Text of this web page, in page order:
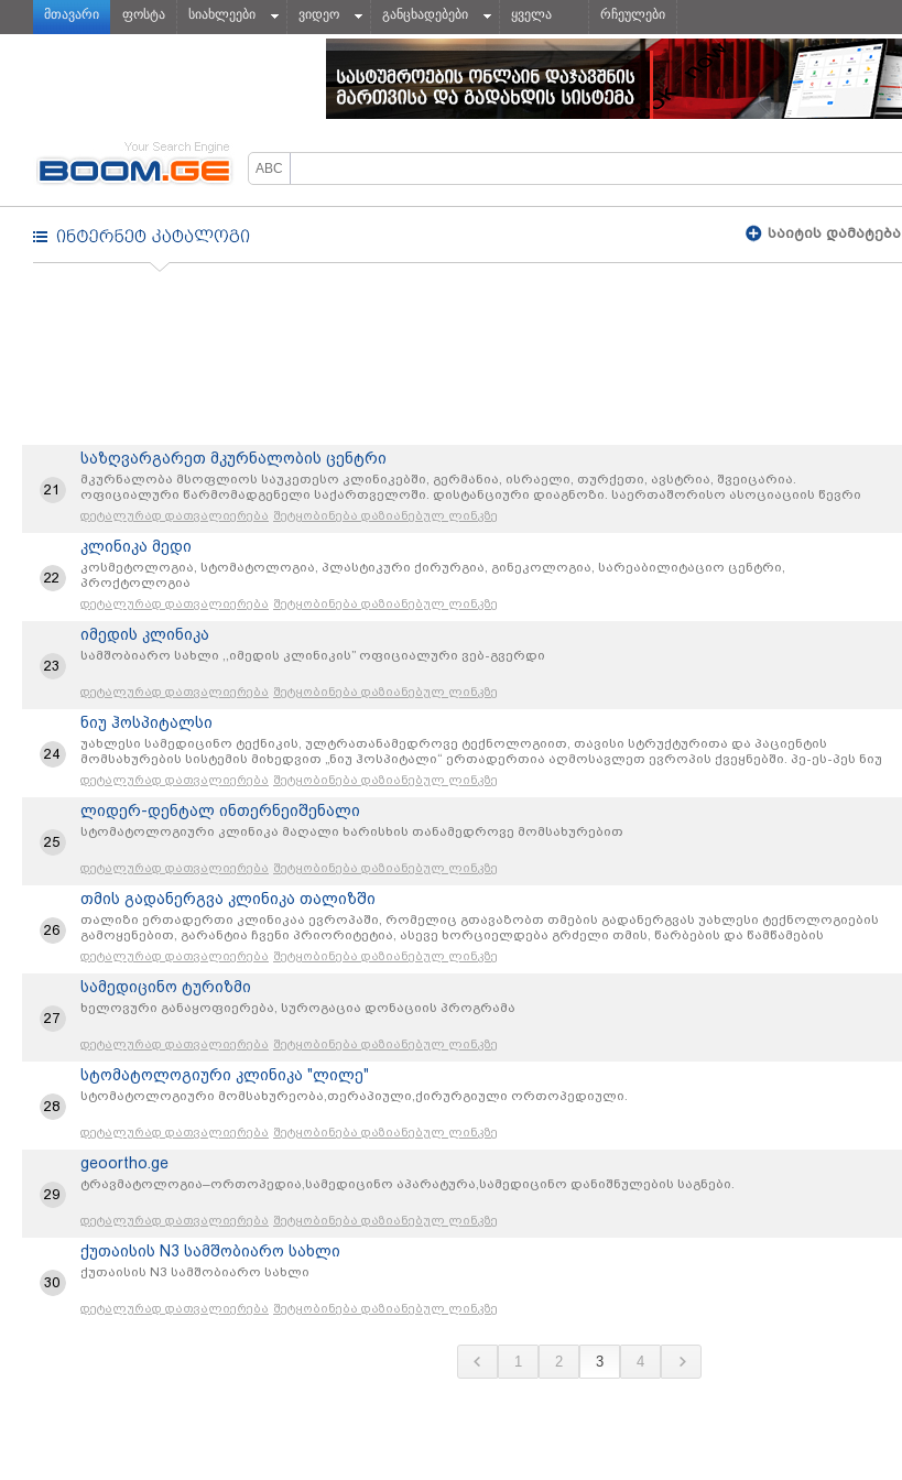
მთავარი ფოსტა სიახლეები ვიდეო განცხადებები ყველა რჩეულები
საიტის დამატება
21
საზღვარგარეთ მკურნალობის ცენტრი
მკურნალობა მსოფლიოს საუკეთესო კლინიკებში, გერმანია, ისრაელი, თურქეთი, ავსტრია, შვეიცარია.
ოფიციალური წარმომადგენელი საქართველოში. დისტანციური დიაგნოზი. საერთაშორისო ასოციაციის წევრი
ორგანიზაცია და მხოლოდ პროფესიონალი ექიმების ჯგუფი საერთაშორისო სერთიფიკატებით. მომსახურების
სრული პაკეტი: დაწყებული კლინიკის ამორჩევით, მკურნალობის სავარაუდო ღირებულების და მეთოდების
განსაზღვრით, დასრულებული სავიზო მხარდაჭერით
დეტალურად დათვალიერება შეტყობინება დაზიანებულ ლინკზე
22
კლინიკა მედი
კოსმეტოლოგია, სტომატოლოგია, პლასტიკური ქირურგია, გინეკოლოგია, სარეაბილიტაციო ცენტრი,
პროქტოლოგია
დეტალურად დათვალიერება შეტყობინება დაზიანებულ ლინკზე
23
იმედის კლინიკა
სამშობიარო სახლი ,,იმედის კლინიკის” ოფიციალური ვებ-გვერდი
დეტალურად დათვალიერება შეტყობინება დაზიანებულ ლინკზე
24
ნიუ ჰოსპიტალსი
უახლესი სამედიცინო ტექნიკის, ულტრათანამედროვე ტექნოლოგიით, თავისი სტრუქტურითა და პაციენტის
მომსახურების სისტემის მიხედვით „ნიუ ჰოსპიტალი“ ერთადერთია აღმოსავლეთ ევროპის ქვეყნებში. პე-ეს-პეს ნიუ
ჰოსპიტალს ყველანაირი რესურსი გააჩნია საქართველოში სამედიცინო ტურიზმის განვითარებისთვის. ნიუ
ჰოსპიტალსში უმაღლეს ხარისხშია აყვანილი პაციენტის მოვლის და მასზე ზრუნვის მეთოდები. ყოველდღიურად
ჰოსპიტალს შეუძლია 1000 ამბულატორიული პაციენტის უმაღალესი დონის სამედიცინო მომსახურების
უზრუნველყოფა, სტაციონარი 150 (პაციენტზეა გათვლილი) საწოლიანია.
დეტალურად დათვალიერება შეტყობინება დაზიანებულ ლინკზე
25
ლიდერ-დენტალ ინთერნეიშენალი
სტომატოლოგიური კლინიკა მაღალი ხარისხის თანამედროვე მომსახურებით
დეტალურად დათვალიერება შეტყობინება დაზიანებულ ლინკზე
26
თმის გადანერგვა კლინიკა თალიზში
თალიზი ერთადერთი კლინიკაა ევროპაში, რომელიც გთავაზობთ თმების გადანერგვას უახლესი ტექნოლოგიების
გამოყენებით, გარანტია ჩვენი პრიორიტეტია, ასევე ხორციელდება გრძელი თმის, წარბების და წამწამების
გადანერგვა.
დეტალურად დათვალიერება შეტყობინება დაზიანებულ ლინკზე
27
სამედიცინო ტურიზმი
ხელოვური განაყოფიერება, სუროგაცია დონაციის პროგრამა
დეტალურად დათვალიერება შეტყობინება დაზიანებულ ლინკზე
28
სტომატოლოგიური კლინიკა "ლილე"
სტომატოლოგიური მომსახურეობა,თერაპიული,ქირურგიული ორთოპედიული.
დეტალურად დათვალიერება შეტყობინება დაზიანებულ ლინკზე
29
geoortho.ge
ტრავმატოლოგია–ორთოპედია,სამედიცინო აპარატურა,სამედიცინო დანიშნულების საგნები.
დეტალურად დათვალიერება შეტყობინება დაზიანებულ ლინკზე
30
ქუთაისის N3 სამშობიარო სახლი
ქუთაისის N3 სამშობიარო სახლი
დეტალურად დათვალიერება შეტყობინება დაზიანებულ ლინკზე
1 2 3 4